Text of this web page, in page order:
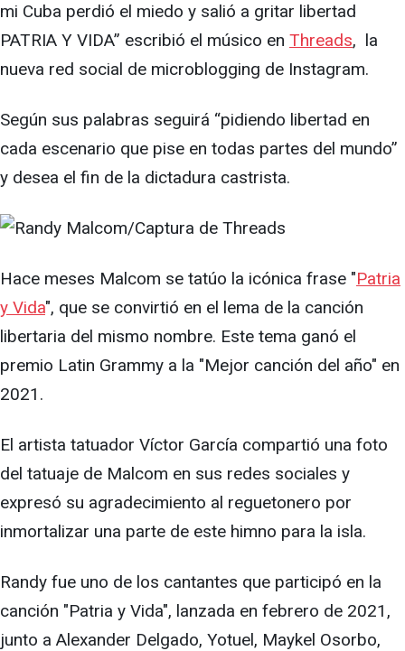
mi Cuba perdió el miedo y salió a gritar libertad
PATRIA Y VIDA” escribió el músico en Threads, la
nueva red social de microblogging de Instagram.
Según sus palabras seguirá “pidiendo libertad en
cada escenario que pise en todas partes del mundo”
y desea el fin de la dictadura castrista.
Hace meses Malcom se tatúo la icónica frase "Patria
y Vida", que se convirtió en el lema de la canción
libertaria del mismo nombre. Este tema ganó el
premio Latin Grammy a la "Mejor canción del año" en
2021.
El artista tatuador Víctor García compartió una foto
del tatuaje de Malcom en sus redes sociales y
expresó su agradecimiento al reguetonero por
inmortalizar una parte de este himno para la isla.
Randy fue uno de los cantantes que participó en la
canción "Patria y Vida", lanzada en febrero de 2021,
junto a Alexander Delgado, Yotuel, Maykel Osorbo,